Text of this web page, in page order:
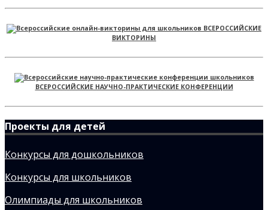
ВСЕРОССИЙСКИЕ
ВИКТОРИНЫ
ВСЕРОССИЙСКИЕ НАУЧНО-ПРАКТИЧЕСКИЕ КОНФЕРЕНЦИИ
Проекты для детей
Конкурсы для дошкольников
Конкурсы для школьников
Олимпиады для школьников